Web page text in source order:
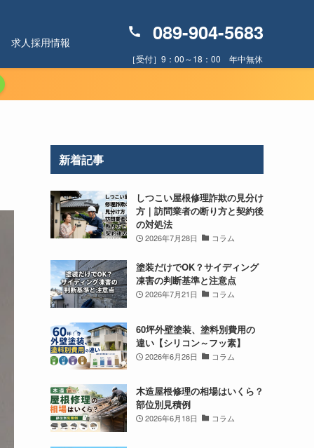
求人採用情報 089-904-5683
［受付］9：00～18：00 年中無休
新着記事
しつこい屋根修理詐欺の見分け
方｜訪問業者の断り方と契約後
の対処法
2026年7月28日 コラム
塗装だけでOK？サイディング
凍害の判断基準と注意点
2026年7月21日 コラム
60坪外壁塗装、塗料別費用の
違い【シリコン～フッ素】
2026年6月26日 コラム
木造屋根修理の相場はいくら？
部位別見積例
2026年6月18日 コラム